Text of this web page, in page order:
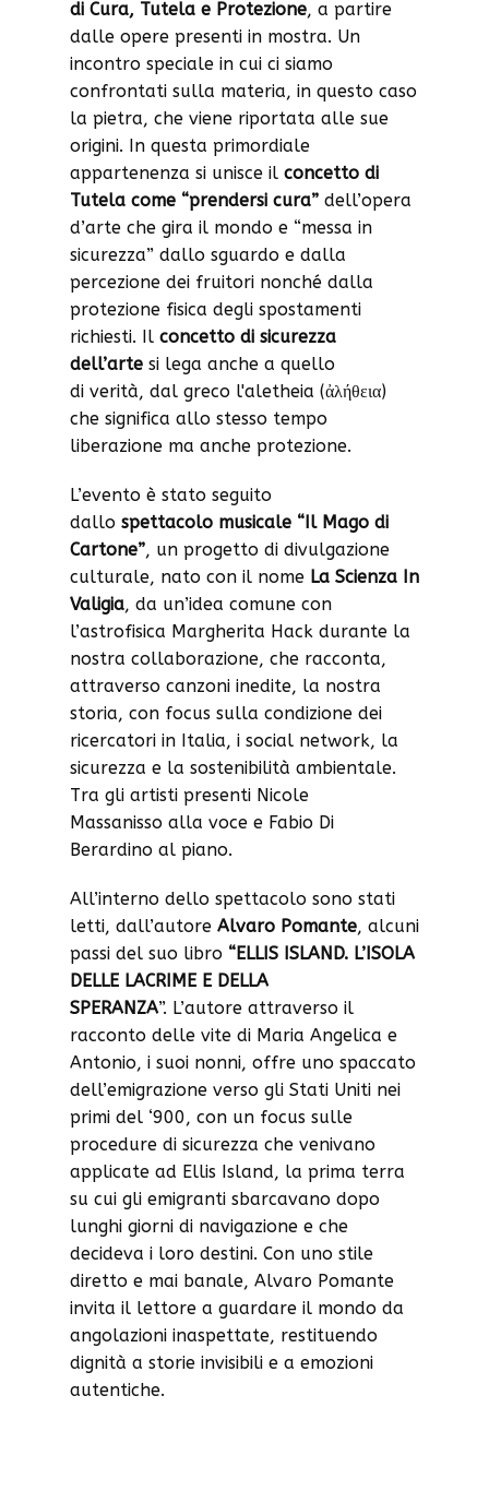
di Cura, Tutela e Protezione, a partire
dalle opere presenti in mostra. Un
incontro speciale in cui ci siamo
confrontati sulla materia, in questo caso
la pietra, che viene riportata alle sue
origini. In questa primordiale
appartenenza si unisce il concetto di
Tutela come “prendersi cura” dell’opera
d’arte che gira il mondo e “messa in
sicurezza” dallo sguardo e dalla
percezione dei fruitori nonché dalla
protezione fisica degli spostamenti
richiesti. Il concetto di sicurezza
dell’arte si lega anche a quello
di verità, dal greco l'aletheia (ἀλήθεια)
che significa allo stesso tempo
liberazione ma anche protezione.
L’evento è stato seguito
dallo spettacolo musicale “Il Mago di
Cartone”, un progetto di divulgazione
culturale, nato con il nome La Scienza In
Valigia, da un’idea comune con
l’astrofisica Margherita Hack durante la
nostra collaborazione, che racconta,
attraverso canzoni inedite, la nostra
storia, con focus sulla condizione dei
ricercatori in Italia, i social network, la
sicurezza e la sostenibilità ambientale.
Tra gli artisti presenti Nicole
Massanisso alla voce e Fabio Di
Berardino al piano.
All’interno dello spettacolo sono stati
letti, dall’autore Alvaro Pomante, alcuni
passi del suo libro “ELLIS ISLAND. L’ISOLA
DELLE LACRIME E DELLA
SPERANZA”. L’autore attraverso il
racconto delle vite di Maria Angelica e
Antonio, i suoi nonni, offre uno spaccato
dell’emigrazione verso gli Stati Uniti nei
primi del ‘900, con un focus sulle
procedure di sicurezza che venivano
applicate ad Ellis Island, la prima terra
su cui gli emigranti sbarcavano dopo
lunghi giorni di navigazione e che
decideva i loro destini. Con uno stile
diretto e mai banale, Alvaro Pomante
invita il lettore a guardare il mondo da
angolazioni inaspettate, restituendo
dignità a storie invisibili e a emozioni
autentiche.